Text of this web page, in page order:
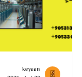
keyaan